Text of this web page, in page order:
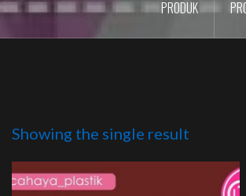
PRODUK
Showing the single result